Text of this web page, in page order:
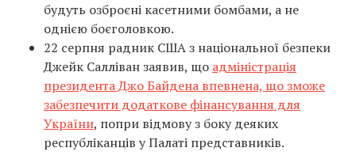
будуть озброєні касетними бомбами, а не
однією боєголовкою.
22 серпня радник США з національної безпеки
Джейк Салліван заявив, що адміністрація
президента Джо Байдена впевнена, що зможе
забезпечити додаткове фінансування для
України, попри відмову з боку деяких
республіканців у Палаті представників.